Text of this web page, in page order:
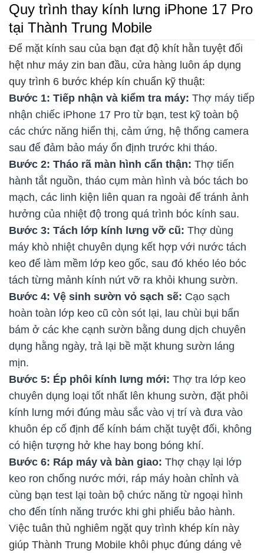
Quy trình thay kính lưng iPhone 17 Pro
tại Thành Trung Mobile
Để mặt kính sau của bạn đạt độ khít hằn tuyệt đối
hệt như máy zin ban đầu, cửa hàng luôn áp dụng
quy trình 6 bước khép kín chuẩn kỹ thuật:
Bước 1: Tiếp nhận và kiểm tra máy: Thợ máy tiếp
nhận chiếc iPhone 17 Pro từ bạn, test kỹ toàn bộ
các chức năng hiển thị, cảm ứng, hệ thống camera
sau để đảm bảo máy ổn định trước khi tháo.
Bước 2: Tháo rã màn hình cẩn thận: Thợ tiến
hành tắt nguồn, tháo cụm màn hình và bóc tách bo
mạch, các linh kiện liên quan ra ngoài để tránh ảnh
hưởng của nhiệt độ trong quá trình bóc kính sau.
Bước 3: Tách lớp kính lưng vỡ cũ: Thợ dùng
máy khò nhiệt chuyên dụng kết hợp với nước tách
keo để làm mềm lớp keo gốc, sau đó khéo léo bóc
tách từng mảnh kính nứt vỡ ra khỏi khung sườn.
Bước 4: Vệ sinh sườn vỏ sạch sẽ: Cạo sạch
hoàn toàn lớp keo cũ còn sót lại, lau chùi bụi bẩn
bám ở các khe cạnh sườn bằng dung dịch chuyên
dụng hằng ngày, trả lại bề mặt khung sườn láng
mịn.
Bước 5: Ép phôi kính lưng mới: Thợ tra lớp keo
chuyên dụng loại tốt nhất lên khung sườn, đặt phôi
kính lưng mới đúng màu sắc vào vị trí và đưa vào
khuôn ép cố định để kính bám chặt tuyệt đối, không
có hiện tượng hở khe hay bong bóng khí.
Bước 6: Ráp máy và bàn giao: Thợ chạy lại lớp
keo ron chống nước mới, ráp máy hoàn chỉnh và
cùng bạn test lại toàn bộ chức năng từ ngoại hình
cho đến tính năng trước khi ghi phiếu bảo hành.
Việc tuân thủ nghiêm ngặt quy trình khép kín này
giúp Thành Trung Mobile khôi phục đúng dáng vẻ